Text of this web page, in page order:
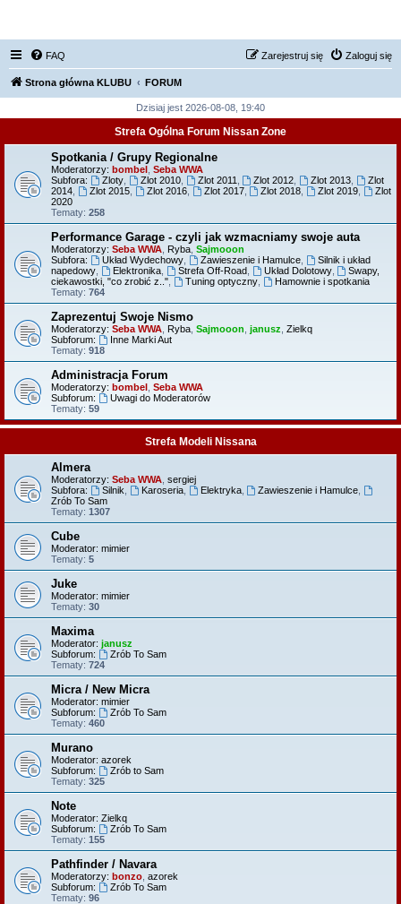
FAQ Zaloguj się
Zarejestruj się
Strona główna KLUBU FORUM
Dzisiaj jest 2026-08-08, 19:40
Strefa Ogólna Forum Nissan Zone
Spotkania / Grupy Regionalne
Moderatorzy: bombel Seba WWA
Subfora:
Zloty, Zlot 2010, Zlot 2011 Zlot 2012 Zlot 2013
Zlot
2014
Zlot 2015, Zlot 2016, Zlot 2017, Zlot 2018 Zlot 2019
Zlot
2020
Tematy: 258
Performance Garage - czyli jak wzmacniamy swoje auta
Moderatorzy: Seba WWA Ryba Sajmooon
Subfora:
Układ Wydechowy, Zawieszenie i Hamulce,
Silnik i układ
napedowy
Elektronika, Strefa Off-Road, Układ Dolotowy,
Swapy,
ciekawostki, "co zrobić z.."
Tuning optyczny,
Hamownie i spotkania
Tematy: 764
Zaprezentuj Swoje Nismo
Moderatorzy: Seba WWA Ryba Sajmooon janusz Zielkq
Subforum:
Inne Marki Aut
Tematy: 918
Administracja Forum
Moderatorzy: bombel Seba WWA
Subforum:
Uwagi do Moderatorów
Tematy: 59
Strefa Modeli Nissana
Almera
Moderatorzy: Seba WWA sergiej
Subfora:
Silnik Karoseria, Elektryka, Zawieszenie i Hamulce
Zrób To Sam
Tematy: 1307
Cube
Moderator: mimier
Tematy: 5
Juke
Moderator: mimier
Tematy: 30
Maxima
Moderator: janusz
Subforum:
Zrób To Sam
Tematy: 724
Micra / New Micra
Moderator: mimier
Subforum:
Zrób To Sam
Tematy: 460
Murano
Moderator: azorek
Subforum:
Zrób to Sam
Tematy: 325
Note
Moderator: Zielkq
Subforum:
Zrób To Sam
Tematy: 155
Pathfinder / Navara
Moderatorzy: bonzo azorek
Subforum:
Zrób To Sam
Tematy: 96